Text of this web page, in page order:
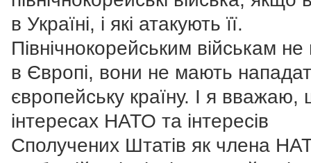
в Україні, і які атакують її.
Північнокорейським військам не
в Європі, вони не мають
європейську країну. І я вважаю,
інтересах НАТО та інтересів
Сполучених Штатів як члена